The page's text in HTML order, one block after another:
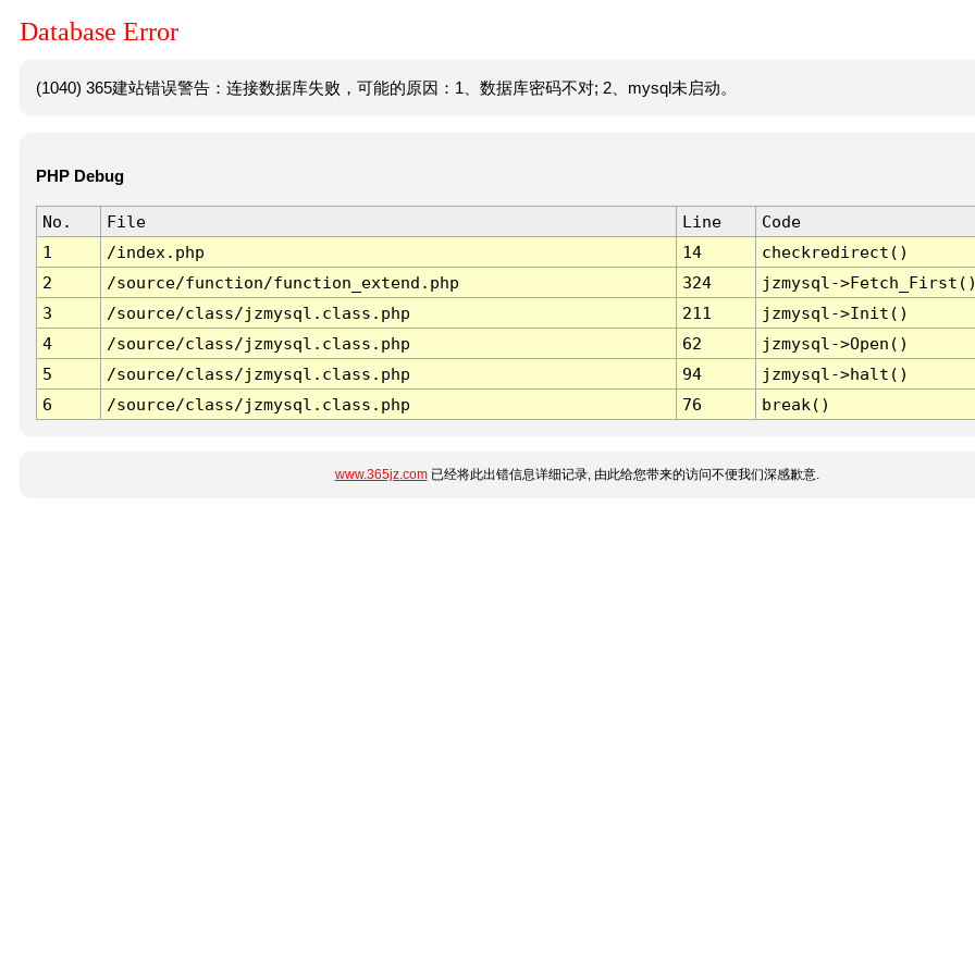
Database Error
(1040) 365建站错误警告：连接数据库失败，可能的原因：1、数据库密码不对; 2、mysql未启动。
PHP Debug
No. File Line
Code
1
/index.php 14
checkredirect()
2
/source/function/function_extend.php 324
jzmysql-
3
/source/class/jzmysql.class.php 211
jzmysql->Init()
4
/source/class/jzmysql.class.php 62
jzmysql->Open()
5
/source/class/jzmysql.class.php 94
jzmysql->halt()
6
/source/class/jzmysql.class.php 76 break()
www.365jz.com已经将此出错信息详细记录, 由此给您带来的访问不便我们深感歉意.